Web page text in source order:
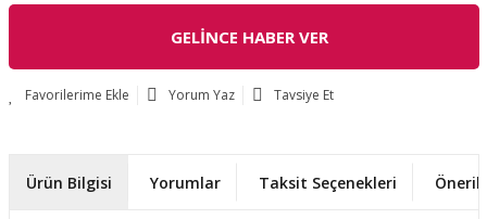
GELİNCE HABER VER
Yorum Yaz Tavsiye Et
Ürün Bilgisi Yorumlar Taksit Seçenekleri